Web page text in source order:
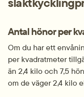
Antal hönor per
Om du har ett
per kvadratmeter
än 2,4 kilo och 7,5
om de väger 2,4 kilo